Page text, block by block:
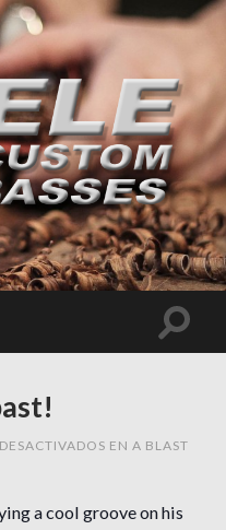
EN A BLAST
a cool groove on his